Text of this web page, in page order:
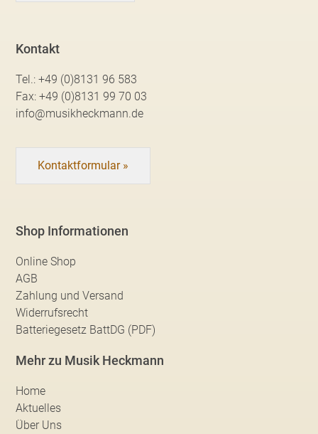
Kontakt
Tel.:+49 (0)8131 96 583
Fax:+49 (0)8131 99 70 03
info@musikheckmann.de
Kontaktformular »
Shop Informationen
Online Shop
AGB
Zahlung und Versand
Widerrufsrecht
Batteriegesetz BattDG (PDF)
Mehr zu Musik Heckmann
Home
Aktuelles
Über Uns